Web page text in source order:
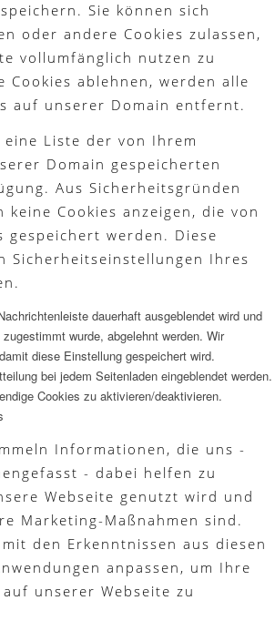
Sie können sich
oder andere Cookies zulassen,
vollumfänglich nutzen zu
Cookies ablehnen, werden alle
auf unserer Domain entfernt.
Liste der von Ihrem
Domain gespeicherten
Aus Sicherheitsgründen
keine Cookies anzeigen, die von
gespeichert werden. Diese
Sicherheitseinstellungen Ihres
dauerhaft ausgeblendet wird und
wurde, abgelehnt werden. Wir
diese Einstellung gespeichert wird.
bei jedem Seitenladen eingeblendet werden.
Cookies zu aktivieren/deaktivieren.
Informationen, die uns -
- dabei helfen zu
Webseite genutzt wird und
Marketing-Maßnahmen sind.
den Erkenntnissen aus diesen
anpassen, um Ihre
unserer Webseite zu